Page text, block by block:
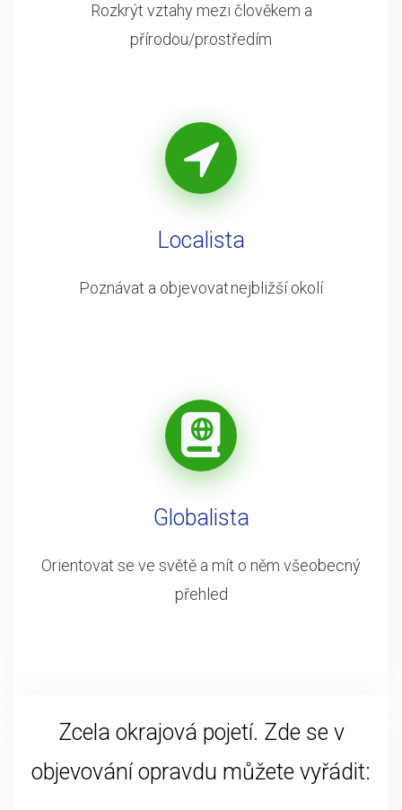
Rozkrýt vztahy mezi člověkem a
přírodou/prostředím
Localista
Poznávat a objevovat nejbližší okolí
Globalista
Orientovat se ve světě a mít o něm všeobecný
přehled
Zcela okrajová pojetí. Zde se v
objevování opravdu můžete vyřádit: